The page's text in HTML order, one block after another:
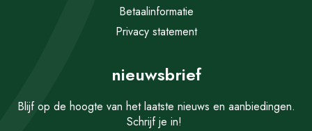
Betaalinformatie
Privacy statement
nieuwsbrief
Blijf op de hoogte van het laatste nieuws en aanbiedingen.
Schrijf je in!